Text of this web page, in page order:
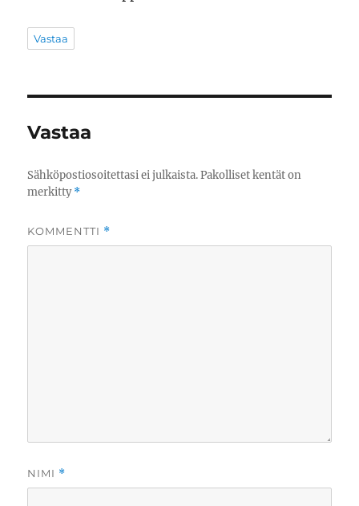
Vastaa
Vastaa
Sähköpostiosoitettasi ei julkaista. Pakolliset kentät on
merkitty*
KOMMENTTI *
NIMI *